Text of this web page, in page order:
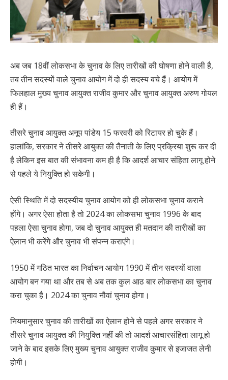
अब जब 18वीं लोकसभा के चुनाव के लिए तारीखों की घोषणा होने वाली है,
तब तीन सदस्यों वाले चुनाव आयोग में दो ही सदस्य बचे हैं। आयोग में
फिलहाल मुख्य चुनाव आयुक्त राजीव कुमार और चुनाव आयुक्त अरुण गोयल
ही हैं।
तीसरे चुनाव आयुक्त अनूप पांडेय 15 फरवरी को रिटायर हो चुके हैं।
हालांकि, सरकार ने तीसरे आयुक्त की तैनाती के लिए प्रक्रिया शुरू कर दी
है लेकिन इस बात की संभावना कम ही है कि आदर्श आचार संहिता लागू होने
से पहले ये नियुक्ति हो सकेगी।
ऐसी स्थिति में दो सदस्यीय चुनाव आयोग को ही लोकसभा चुनाव कराने
होंगे। अगर ऐसा होता है तो 2024 का लोकसभा चुनाव 1996 के बाद
पहला ऐसा चुनाव होगा, जब दो चुनाव आयुक्त ही मतदान की तारीखों का
ऐलान भी करेंगे और चुनाव भी संपन्न कराएंगे।
1950 में गठित भारत का निर्वाचन आयोग 1990 में तीन सदस्यों वाला
आयोग बन गया था और तब से अब तक कुल आठ बार लोकसभा का चुनाव
करा चुका है। 2024 का चुनाव नौवां चुनाव होगा।
नियमानुसार चुनाव की तारीखों का ऐलान होने से पहले अगर सरकार ने
तीसरे चुनाव आयुक्त की नियुक्ति नहीं की तो आदर्श आचारसंहिता लागू हो
जाने के बाद इसके लिए मुख्य चुनाव आयुक्त राजीव कुमार से इजाजत लेनी
होगी।